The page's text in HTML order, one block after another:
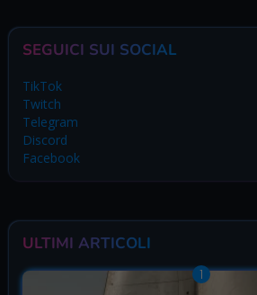
SEGUICI SUI SOCIAL
TikTok
Twitch
Telegram
Discord
Facebook
ULTIMI ARTICOLI